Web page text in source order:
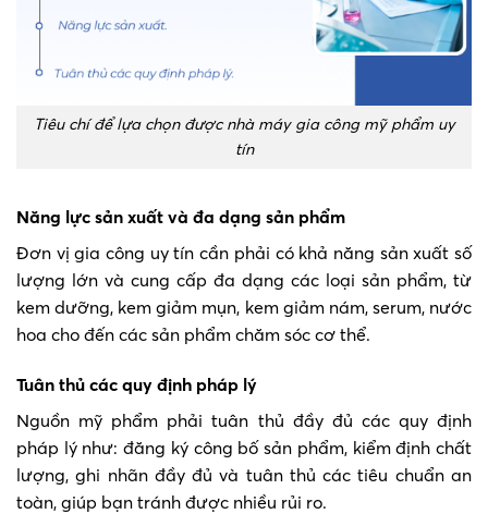
Tiêu chí để lựa chọn được nhà máy gia công mỹ phẩm uy
tín
Năng lực sản xuất và đa dạng sản phẩm
Đơn vị gia công uy tín cần phải có khả năng sản xuất số
lượng lớn và cung cấp đa dạng các loại sản phẩm, từ
kem dưỡng, kem giảm mụn, kem giảm nám, serum, nước
hoa cho đến các sản phẩm chăm sóc cơ thể.
Tuân thủ các quy định pháp lý
Nguồn mỹ phẩm phải tuân thủ đầy đủ các quy định
pháp lý như: đăng ký công bố sản phẩm, kiểm định chất
lượng, ghi nhãn đầy đủ và tuân thủ các tiêu chuẩn an
toàn, giúp bạn tránh được nhiều rủi ro.